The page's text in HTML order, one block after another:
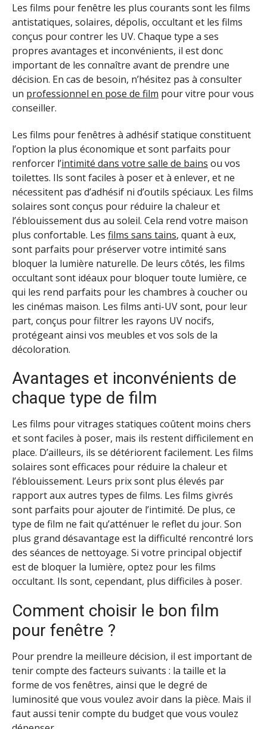
Les films pour fenêtre les plus courants sont les films
antistatiques, solaires, dépolis, occultant et les films
conçus pour contrer les UV. Chaque type a ses
propres avantages et inconvénients, il est donc
important de les connaître avant de prendre une
décision. En cas de besoin, n’hésitez pas à consulter
un professionnel en pose de film pour vitre pour vous
conseiller.
Les films pour fenêtres à adhésif statique constituent
l’option la plus économique et sont parfaits pour
renforcer l’intimité dans votre salle de bains ou vos
toilettes. Ils sont faciles à poser et à enlever, et ne
nécessitent pas d’adhésif ni d’outils spéciaux. Les films
solaires sont conçus pour réduire la chaleur et
l’éblouissement dus au soleil. Cela rend votre maison
plus confortable. Les films sans tains, quant à eux,
sont parfaits pour préserver votre intimité sans
bloquer la lumière naturelle. De leurs côtés, les films
occultant sont idéaux pour bloquer toute lumière, ce
qui les rend parfaits pour les chambres à coucher ou
les cinémas maison. Les films anti-UV sont, pour leur
part, conçus pour filtrer les rayons UV nocifs,
protégeant ainsi vos meubles et vos sols de la
décoloration.
Avantages et inconvénients de
chaque type de film
Les films pour vitrages statiques coûtent moins chers
et sont faciles à poser, mais ils restent difficilement en
place. D’ailleurs, ils se détériorent facilement. Les films
solaires sont efficaces pour réduire la chaleur et
l’éblouissement. Leurs prix sont plus élevés par
rapport aux autres types de films. Les films givrés
sont parfaits pour ajouter de l’intimité. De plus, ce
type de film ne fait qu’atténuer le reflet du jour. Son
plus grand désavantage est la difficulté rencontré lors
des séances de nettoyage. Si votre principal objectif
est de bloquer la lumière, optez pour les films
occultant. Ils sont, cependant, plus difficiles à poser.
Comment choisir le bon film
pour fenêtre ?
Pour prendre la meilleure décision, il est important de
tenir compte des facteurs suivants : la taille et la
forme de vos fenêtres, ainsi que le degré de
luminosité que vous voulez avoir dans la pièce. Mais il
faut aussi tenir compte du budget que vous voulez